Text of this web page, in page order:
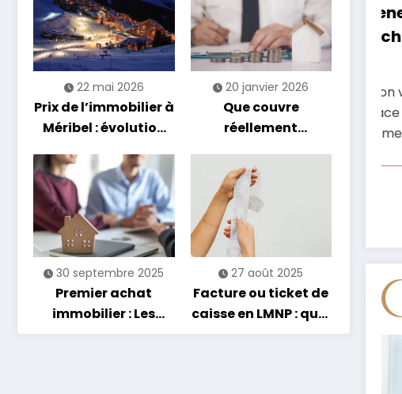
22 mai 2026
Prix de l’immobilier à
Méribel : évolution
20 janvier 2026
Que couvre
réellement
emprunteur en 2026
30 septembre 2025
Premier achat
immobilier : Les
astuces et aides
27 août 2025
Facture ou ticket de
caisse en LMNP : quel
justificatif pour
Micro-entrepreneur : comment
déclarer votre chiffre d’affaires ?
Business
La première fois qu'on voit apparaître la case
"Déclarer" sur l'espace URSSAF, on hésite.
Quoi mettre exactement ? Quel montant…